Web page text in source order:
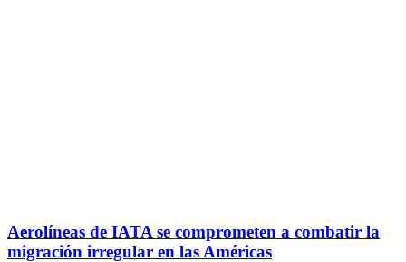
Aerolíneas de IATA se comprometen a combatir la
migración irregular en las Américas